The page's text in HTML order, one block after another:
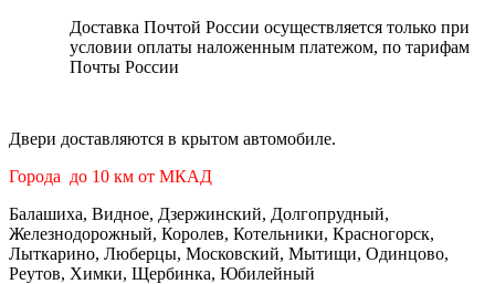
Доставка Почтой России осуществляется только при
условии оплаты наложенным платежом, по тарифам
Почты России
Двери доставляются в крытом автомобиле.
Города до 10 км от МКАД
Балашиха, Видное, Дзержинский, Долгопрудный,
Железнодорожный, Королев, Котельники, Красногорск,
Лыткарино, Люберцы, Московский, Мытищи, Одинцово,
Реутов, Химки, Щербинка, Юбилейный